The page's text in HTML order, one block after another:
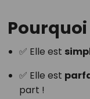
Pourquoi
✅ Elle est
✅ Elle est
part !